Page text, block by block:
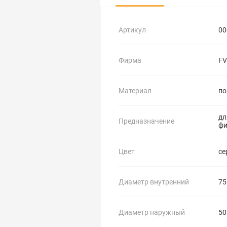
Артикул
Фирма
Материал
Предназначение
Цвет
Диаметр внутренний
Диаметр наружный